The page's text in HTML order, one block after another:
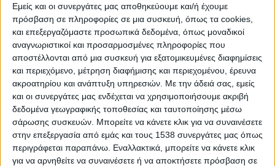
Εμείς και οι συνεργάτες μας αποθηκεύουμε και/ή έχουμε
πρόσβαση σε πληροφορίες σε μια συσκευή, όπως τα cookies,
και επεξεργαζόμαστε προσωπικά δεδομένα, όπως μοναδικοί
αναγνωριστικοί και προσαρμοσμένες πληροφορίες που
αποστέλλονται από μια συσκευή για εξατομικευμένες διαφημίσεις
και περιεχόμενο, μέτρηση διαφήμισης και περιεχομένου, έρευνα
ακροατηρίου και ανάπτυξη υπηρεσιών. Με την άδειά σας, εμείς
και οι συνεργάτες μας ενδέχεται να χρησιμοποιήσουμε ακριβή
δεδομένα γεωγραφικής τοποθεσίας και ταυτοποίησης μέσω
σάρωσης συσκευών. Μπορείτε να κάνετε κλικ για να συναινέσετε
στην επεξεργασία από εμάς και τους 1538 συνεργάτες μας όπως
περιγράφεται παραπάνω. Εναλλακτικά, μπορείτε να κάνετε κλικ
για να αρνηθείτε να συναινέσετε ή να αποκτήσετε πρόσβαση σε
AthensFashionClub
Launch your fashion start-up in 54 hours!
Mission accomplished στο 1o Fashion Startup Weekend
Αthens για τoυς Καινοτόμους της Ελληνικής Μόδας!